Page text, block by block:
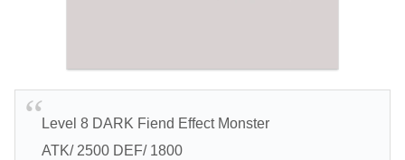
Level 8 DARK Fiend Effect Monster
ATK/ 2500 DEF/ 1800